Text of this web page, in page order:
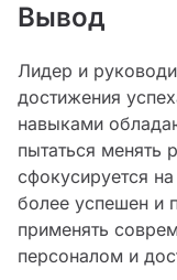
Вывод
Лидер и
достижения
навыками
пытаться
сфокусируется
более успешен и
применять
персоналом и